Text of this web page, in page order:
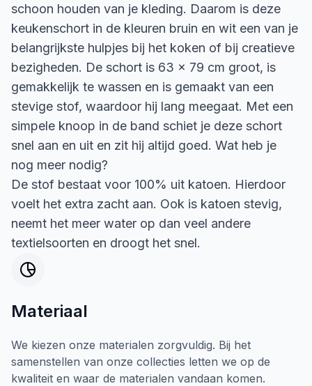
schoon houden van je kleding. Daarom is deze
keukenschort in de kleuren bruin en wit een van je
belangrijkste hulpjes bij het koken of bij creatieve
bezigheden. De schort is 63 x 79 cm groot, is
gemakkelijk te wassen en is gemaakt van een
stevige stof, waardoor hij lang meegaat. Met een
simpele knoop in de band schiet je deze schort
snel aan en uit en zit hij altijd goed. Wat heb je
nog meer nodig?
De stof bestaat voor 100% uit katoen. Hierdoor
voelt het extra zacht aan. Ook is katoen stevig,
neemt het meer water op dan veel andere
textielsoorten en droogt het snel.
Materiaal
We kiezen onze materialen zorgvuldig. Bij het
samenstellen van onze collecties letten we op de
kwaliteit en waar de materialen vandaan komen.